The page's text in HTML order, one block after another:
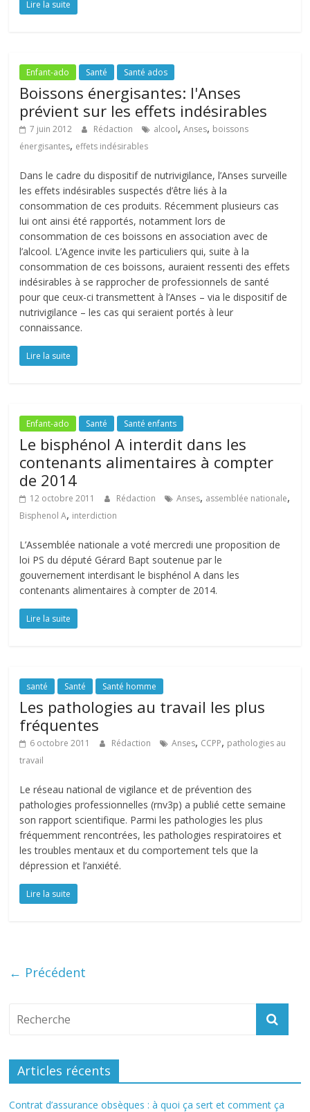
Lire la suite
Enfant-ado Santé Santé ados
Boissons énergisantes: l'Anses
prévient sur les effets indésirables
7 juin 2012 Rédaction alcool,Anses, boissons
énergisantes, effets indésirables
Dans le cadre du dispositif de nutrivigilance, l’Anses surveille
les effets indésirables suspectés d’être liés à la
consommation de ces produits. Récemment plusieurs cas
lui ont ainsi été rapportés, notamment lors de
consommation de ces boissons en association avec de
l’alcool. L’Agence invite les particuliers qui, suite à la
consommation de ces boissons, auraient ressenti des effets
indésirables à se rapprocher de professionnels de santé
pour que ceux-ci transmettent à l’Anses – via le dispositif de
nutrivigilance – les cas qui seraient portés à leur
connaissance.
Lire la suite
Enfant-ado Santé Santé enfants
Le bisphénol A interdit dans les
contenants alimentaires à compter
de 2014
12 octobre 2011 Rédaction Anses, assemblée nationale,
Bisphenol A, interdiction
L’Assemblée nationale a voté mercredi une proposition de
loi PS du député Gérard Bapt soutenue par le
gouvernement interdisant le bisphénol A dans les
contenants alimentaires à compter de 2014.
Lire la suite
santé Santé Santé homme
Les pathologies au travail les plus
fréquentes
6 octobre 2011 Rédaction Anses, CCPP, pathologies au
travail
Le réseau national de vigilance et de prévention des
pathologies professionnelles (rnv3p) a publié cette semaine
son rapport scientifique. Parmi les pathologies les plus
fréquemment rencontrées, les pathologies respiratoires et
les troubles mentaux et du comportement tels que la
dépression et l’anxiété.
Lire la suite
← Précédent
Articles récents
Contrat d’assurance obsèques : à quoi ça sert et comment ça